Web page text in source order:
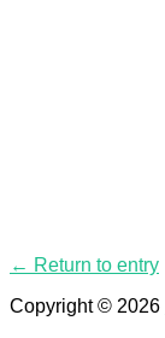
← Return to entry
Copyright © 2026